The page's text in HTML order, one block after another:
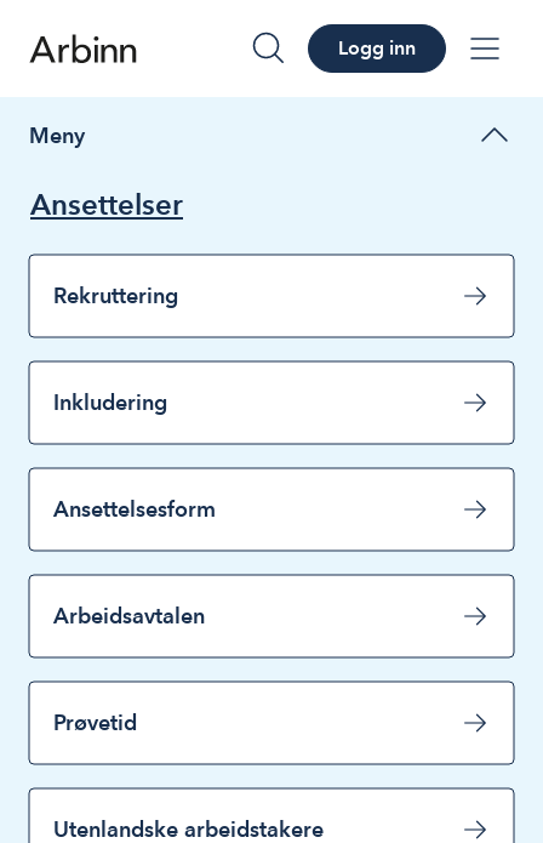
søk Logg inn
Meny
Ansettelser
Rekruttering
Inkludering
Ansettelsesform
Arbeidsavtalen
Prøvetid
Utenlandske arbeidstakere